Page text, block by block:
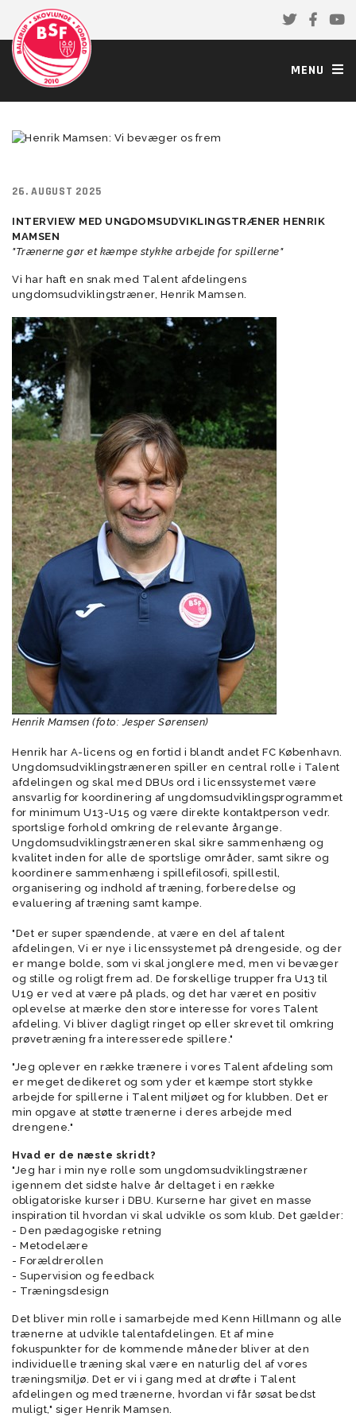
MENU
26. AUGUST 2025
INTERVIEW MED UNGDOMSUDVIKLINGSTRÆNER HENRIK
MAMSEN
"Trænerne gør et kæmpe stykke arbejde for spillerne"
Vi har haft en snak med Talent afdelingens
ungdomsudviklingstræner, Henrik Mamsen.
Henrik Mamsen (foto: Jesper Sørensen)
Henrik har A-licens og en fortid i blandt andet FC København.
Ungdomsudviklingstræneren spiller en central rolle i Talent
afdelingen og skal med DBUs ord i licenssystemet være
ansvarlig for koordinering af ungdomsudviklingsprogrammet
for minimum U13-U15 og være direkte kontaktperson vedr.
sportslige forhold omkring de relevante årgange.
Ungdomsudviklingstræneren skal sikre sammenhæng og
kvalitet inden for alle de sportslige områder, samt sikre og
koordinere sammenhæng i spillefilosofi, spillestil,
organisering og indhold af træning, forberedelse og
evaluering af træning samt kampe.
"Det er super spændende, at være en del af talent
afdelingen, Vi er nye i licenssystemet på drengeside, og der
er mange bolde, som vi skal jonglere med, men vi bevæger
og stille og roligt frem ad. De forskellige trupper fra U13 til
U19 er ved at være på plads, og det har været en positiv
oplevelse at mærke den store interesse for vores Talent
afdeling. Vi bliver dagligt ringet op eller skrevet til omkring
prøvetræning fra interesserede spillere."
"Jeg oplever en række trænere i vores Talent afdeling som
er meget dedikeret og som yder et kæmpe stort stykke
arbejde for spillerne i Talent miljøet og for klubben. Det er
min opgave at støtte trænerne i deres arbejde med
drengene."
Hvad er de næste skridt?
"Jeg har i min nye rolle som ungdomsudviklingstræner
igennem det sidste halve år deltaget i en række
obligatoriske kurser i DBU. Kurserne har givet en masse
inspiration til hvordan vi skal udvikle os som klub. Det gælder:
- Den pædagogiske retning
- Metodelære
- Forældrerollen
- Supervision og feedback
- Træningsdesign
Det bliver min rolle i samarbejde med Kenn Hillmann og alle
trænerne at udvikle talentafdelingen. Et af mine
fokuspunkter for de kommende måneder bliver at den
individuelle træning skal være en naturlig del af vores
træningsmiljø. Det er vi i gang med at drøfte i Talent
afdelingen og med trænerne, hvordan vi får søsat bedst
muligt," siger Henrik Mamsen.